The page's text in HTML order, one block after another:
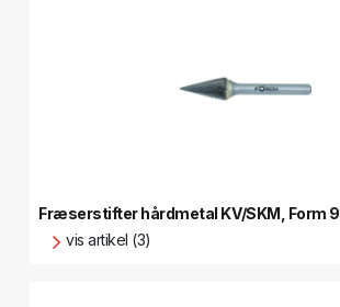
Fræserstifter hårdmetal KV/SKM, Form 9
vis artikel (3)